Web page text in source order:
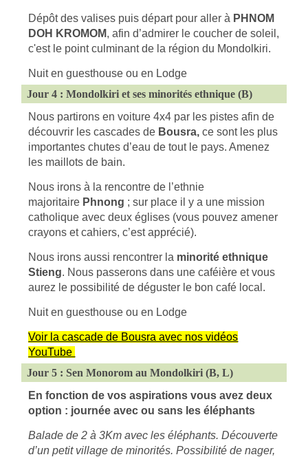
Dépôt des valises puis départ pour aller à PHNOM
DOH KROMOM, afin d’admirer le coucher de soleil,
c'est le point culminant de la région du Mondolkiri.
Nuit en guesthouse ou en Lodge
Jour 4 : Mondolkiri et ses minorités ethnique (B)
Nous partirons en voiture 4x4 par les pistes afin de
découvrir les cascades de Bousra, ce sont les plus
importantes chutes d’eau de tout le pays. Amenez
les maillots de bain.
Nous irons à la rencontre de l’ethnie
majoritaire Phnong ; sur place il y a une mission
catholique avec deux églises (vous pouvez amener
crayons et cahiers, c’est apprécié).
Nous irons aussi rencontrer la minorité ethnique
Stieng. Nous passerons dans une caféière et vous
aurez le possibilité de déguster le bon café local.
Nuit en guesthouse ou en Lodge
Voir la cascade de Bousra avec nos vidéos
YouTube
Jour 5 : Sen Monorom au Mondolkiri (B, L)
En fonction de vos aspirations vous avez deux
option : journée avec ou sans les éléphants
Balade de 2 à 3Km avec les éléphants. Découverte
d’un petit village de minorités. Possibilité de nager,